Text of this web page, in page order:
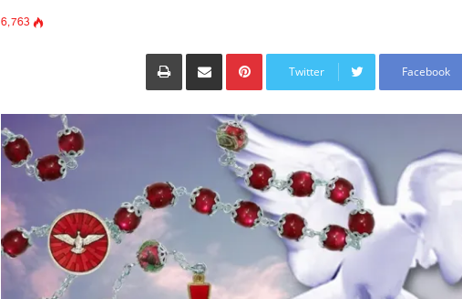
6٬763
Facebook
Twitter
Pinterestمشاركة عبر البريد طباعة